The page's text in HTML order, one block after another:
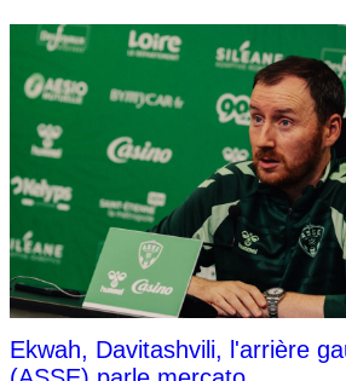
Ekwah, Davitashvili, l'arrière